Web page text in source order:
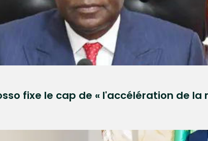
fixe le cap de « l'accélération de la